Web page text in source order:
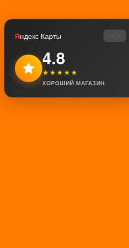
Яндекс Карты
4.8
★★★★★
ХОРОШИЙ МАГАЗИН